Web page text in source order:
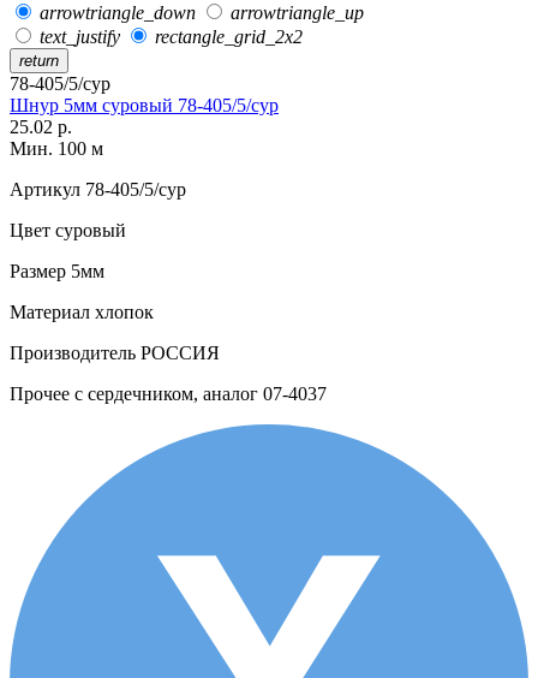
arrowtriangle_down
arrowtriangle_up
text_justify
rectangle_grid_2x2
return
78-405/5/сур
Шнур 5мм суровый 78-405/5/сур
25.02 р.
Мин. 100 м
Артикул 78-405/5/сур
Цвет суровый
Размер 5мм
Материал хлопок
Производитель РОССИЯ
Прочее с сердечником, аналог 07-4037